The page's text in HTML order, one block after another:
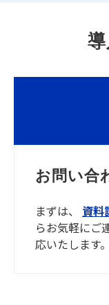
お問い合
まずは、 資料
らお気軽にご
応いたします。